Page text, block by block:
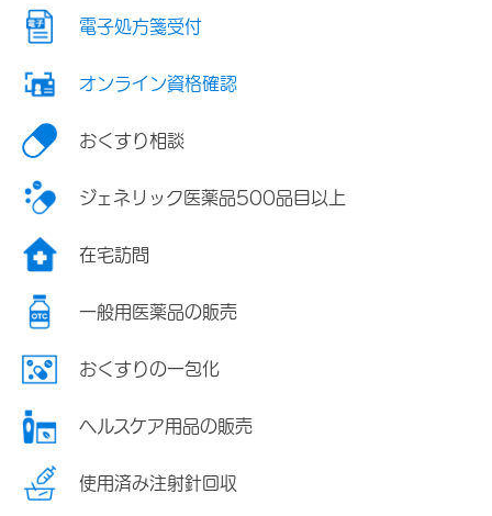
電子処方箋受付
オンライン資格確認
おくすり相談
ジェネリック医薬品500品目以上
在宅訪問
一般用医薬品の販売
おくすりの一包化
ヘルスケア用品の販売
使用済み注射針回収